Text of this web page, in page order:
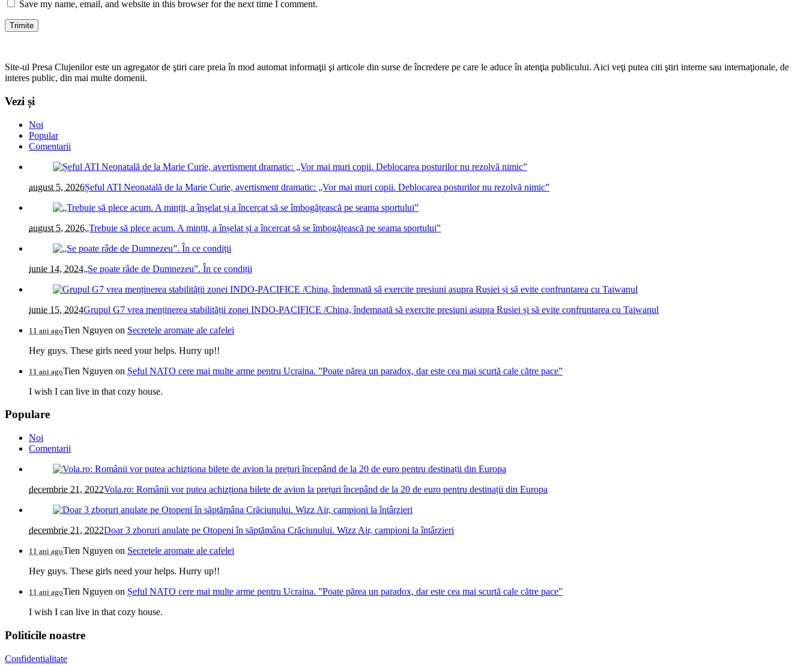
Save my name, email, and website in this browser for the next time I comment.
Site-ul Presa Clujenilor este un agregator de ştiri care preia în mod automat informaţii şi articole din surse de încredere pe care le aduce în atenţia publicului. Aici veţi putea citi ştiri interne sau internaţionale, de
interes public, din mai multe domenii.
Vezi și
Noi
Popular
Comentarii
august 5, 2026Șeful ATI Neonatală de la Marie Curie, avertisment dramatic: „Vor mai muri copii. Deblocarea posturilor nu rezolvă nimic”
august 5, 2026„Trebuie să plece acum. A mințit, a înșelat și a încercat să se îmbogățească pe seama sportului”
iunie 14, 2024„Se poate râde de Dumnezeu”. În ce condiții
iunie 15, 2024Grupul G7 vrea menținerea stabilității zonei INDO-PACIFICE /China, îndemnată să exercite presiuni asupra Rusiei și să evite confruntarea cu Taiwanul
11 ani agoTien Nguyen on Secretele aromate ale cafelei
Hey guys. These girls need your helps. Hurry up!!
11 ani agoTien Nguyen on Șeful NATO cere mai multe arme pentru Ucraina. ”Poate părea un paradox, dar este cea mai scurtă cale către pace”
I wish I can live in that cozy house.
Populare
Noi
Comentarii
decembrie 21, 2022Vola.ro: Românii vor putea achizționa bilete de avion la prețuri începând de la 20 de euro pentru destinații din Europa
decembrie 21, 2022Doar 3 zboruri anulate pe Otopeni în săptămâna Crăciunului. Wizz Air, campioni la întârzieri
11 ani agoTien Nguyen on Secretele aromate ale cafelei
Hey guys. These girls need your helps. Hurry up!!
11 ani agoTien Nguyen on Șeful NATO cere mai multe arme pentru Ucraina. ”Poate părea un paradox, dar este cea mai scurtă cale către pace”
I wish I can live in that cozy house.
Politicile noastre
Confidentialitate